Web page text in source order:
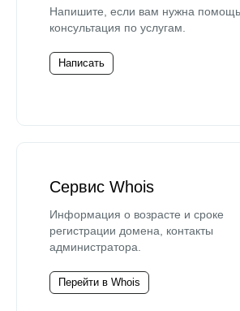
Напишите, если вам нужна
консультация по услугам.
Написать
Сервис Whois
Информация о возрасте и сроке
регистрации домена, контакты
администратора.
Перейти в Whois